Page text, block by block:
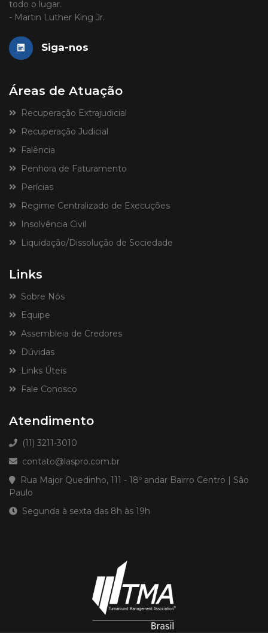
todo o lugar.
- Martin Luther King Jr.
Siga-nos
Áreas de Atuação
Recuperação Extrajudicial
Recuperação Judicial
Falência
Penhora de Faturamento
Perícias
Regime Centralizado de Execuções
Insolvência Civil
Liquidação/Dissolução de Sociedade
Links
Sobre Nós
Equipe
Assembleia de Credores
Dúvidas
Links Úteis
Fale Conosco
Atendimento
(11) 3211-3010
contato@laspro.com.br
Rua Major Quedinho, 111 - 18º andar Bairro Centro | São
Paulo
Segunda à sexta das 8h às 19h